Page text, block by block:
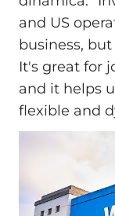
and US
business,
It's great for
and it helps
flexible and